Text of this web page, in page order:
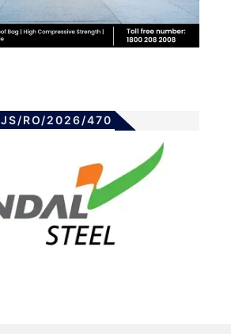
JS/RO/2026/470